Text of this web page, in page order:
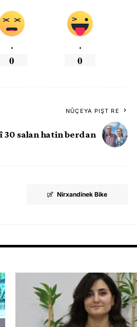
.
0
.
0
NÛÇEYA PIŞT RE
30 salan hatin berdan
Nirxandinek Bike